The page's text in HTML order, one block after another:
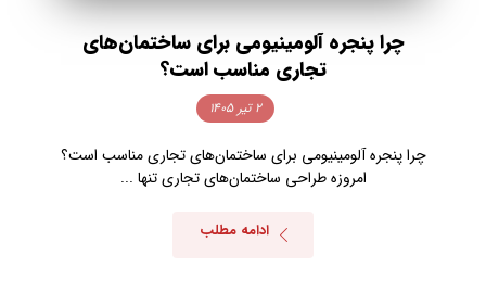
چرا پنجره آلومینیومی برای ساختمان‌های
تجاری مناسب است؟
۲ تیر ۱۴۰۵
چرا پنجره آلومینیومی برای ساختمان‌های تجاری مناسب است؟
امروزه طراحی ساختمان‌های تجاری تنها ...
ادامه مطلب